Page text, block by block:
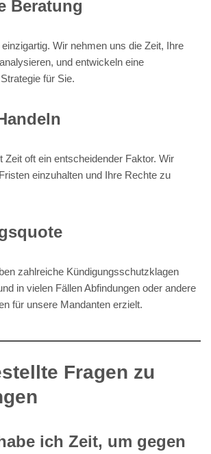
Beratung
Wir nehmen uns die Zeit, Ihre
und entwickeln eine
für Sie.
Zeit oft ein entscheidender Faktor. Wir
einzuhalten und Ihre Rechte zu
zahlreiche Kündigungsschutzklagen
in vielen Fällen Abfindungen oder andere
für unsere Mandanten erzielt.
Fragen zu
ich Zeit, um gegen